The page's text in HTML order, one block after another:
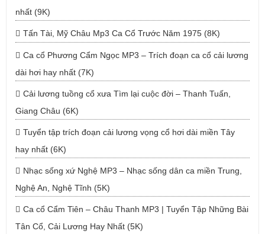
nhất (9K)
Tấn Tài, Mỹ Châu Mp3 Ca Cổ Trước Năm 1975 (8K)
Ca cổ Phương Cẩm Ngọc MP3 – Trích đoạn ca cổ cải lương
dài hơi hay nhất (7K)
Cải lương tuồng cổ xưa Tìm lại cuộc đời – Thanh Tuấn,
Giang Châu (6K)
Tuyển tập trích đoạn cải lương vọng cổ hơi dài miền Tây
hay nhất (6K)
Nhạc sống xứ Nghệ MP3 – Nhạc sống dân ca miền Trung,
Nghệ An, Nghệ Tĩnh (5K)
Ca cổ Cẩm Tiên – Châu Thanh MP3 | Tuyển Tập Những Bài
Tân Cổ, Cải Lương Hay Nhất (5K)